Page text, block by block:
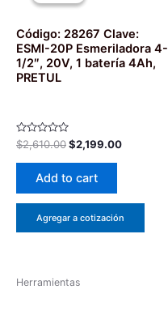
Código: 28267 Clave:
ESMI-20P Esmeriladora 4-
1/2″, 20V, 1 batería 4Ah,
PRETUL
Rated
0
out
$2,610.00$2,199.00
Add to cart
Agregar a cotización
Herramientas